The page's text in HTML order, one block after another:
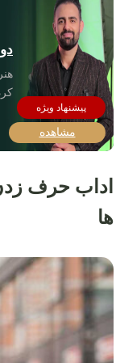
مشاهده
اداب حرف
ها